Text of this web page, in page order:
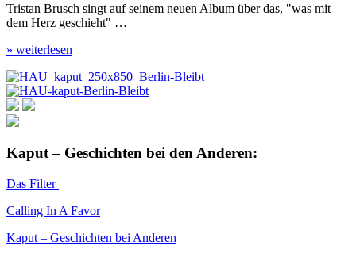
Tristan Brusch singt auf seinem neuen Album über das, "was mit
dem Herz geschieht" …
» weiterlesen
Kaput – Geschichten bei den Anderen:
Das Filter
Calling In A Favor
Kaput – Geschichten bei Anderen